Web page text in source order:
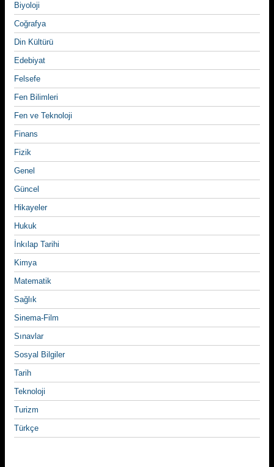
Biyoloji
Coğrafya
Din Kültürü
Edebiyat
Felsefe
Fen Bilimleri
Fen ve Teknoloji
Finans
Fizik
Genel
Güncel
Hikayeler
Hukuk
İnkılap Tarihi
Kimya
Matematik
Sağlık
Sinema-Film
Sınavlar
Sosyal Bilgiler
Tarih
Teknoloji
Turizm
Türkçe